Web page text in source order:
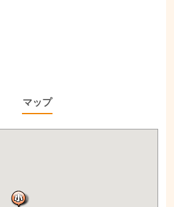
マップ